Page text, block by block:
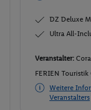
DZ Deluxe
Ultra All-
Veranstalter:
FERIEN Touristik
Weitere
Veranstalters